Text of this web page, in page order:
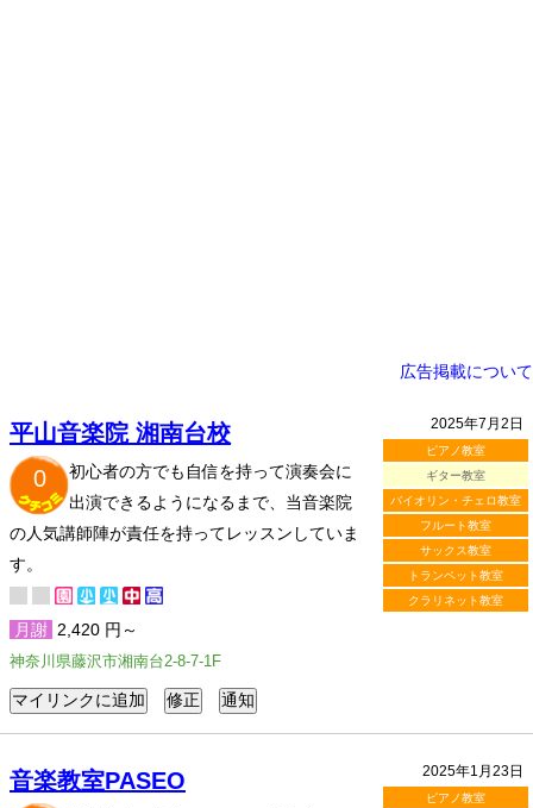
広告掲載について
2025年7月2日
ピアノ教室
ギター教室
バイオリン・チェロ教室
フルート教室
サックス教室
トランペット教室
クラリネット教室
平山音楽院 湘南台校
0
初心者の方でも自信を持って演奏会に
出演できるようになるまで、当音楽院
の人気講師陣が責任を持ってレッスンしていま
す。
月謝 2,420 円～
神奈川県藤沢市湘南台2-8-7-1F
2025年1月23日
ピアノ教室
音楽教室PASEO